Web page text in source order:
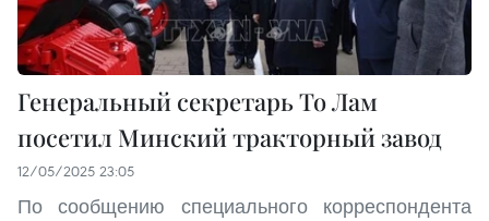
Генеральный секретарь То Лам
посетил Минский тракторный завод
12/05/2025 23:05
По сообщению специального корреспондента